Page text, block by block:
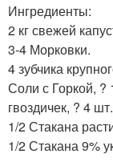
Ингредиенты:
2 кг свежей
3-4 Морковки.
4 зубчика
Соли с Горкой, ?
гвоздичек, ? 4
1/2 Стакана
1/2 Стакана 9%